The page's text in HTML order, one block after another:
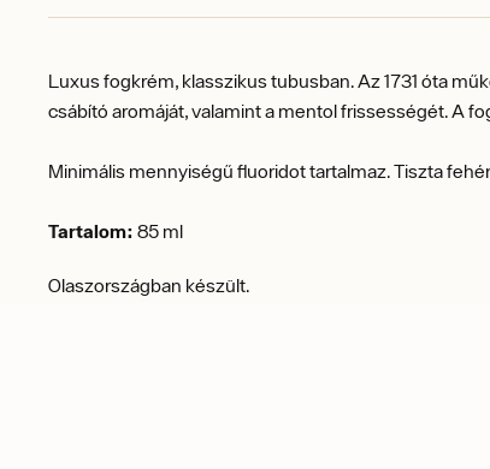
Luxus fogkrém, klasszikus tubusban. Az 1731 óta
csábító aromáját, valamint a mentol frissességét. A
Minimális mennyiségű fluoridot tartalmaz. Tiszta
Tartalom: 85 ml
Olaszországban készült.